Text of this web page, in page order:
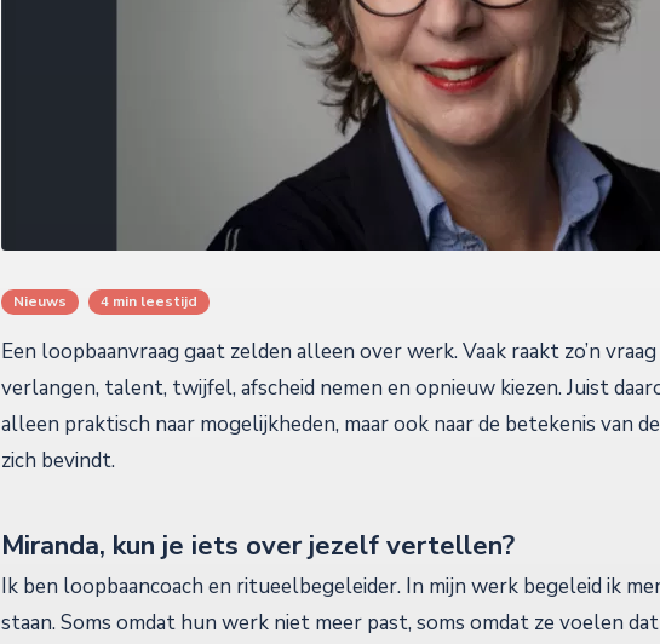
Nieuws 4 min leestijd
Een loopbaanvraag gaat zelden alleen over werk. Vaak raakt zo’n
verlangen, talent, twijfel, afscheid nemen en opnieuw kiezen. Juist
alleen praktisch naar mogelijkheden, maar ook naar de betekenis van
zich bevindt.
Miranda, kun je iets over jezelf vertellen?
Ik ben loopbaancoach en ritueelbegeleider. In mijn werk begeleid ik
staan. Soms omdat hun werk niet meer past, soms omdat ze voelen